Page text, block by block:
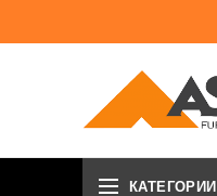
КАТЕГОРИИ